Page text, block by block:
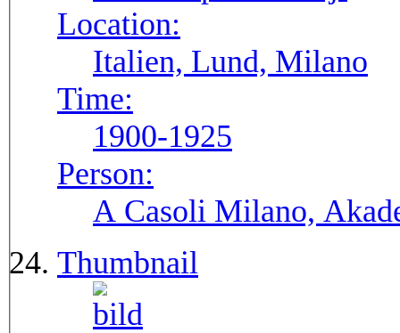
Location:
Italien, Lund, Milano
Time:
1900-1925
Person:
A Casoli Milano,
Thumbnail